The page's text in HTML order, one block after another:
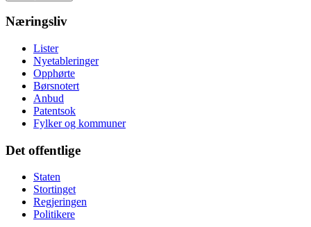
Næringsliv
Lister
Nyetableringer
Opphørte
Børsnotert
Anbud
Patentsok
Fylker og kommuner
Det offentlige
Staten
Stortinget
Regjeringen
Politikere